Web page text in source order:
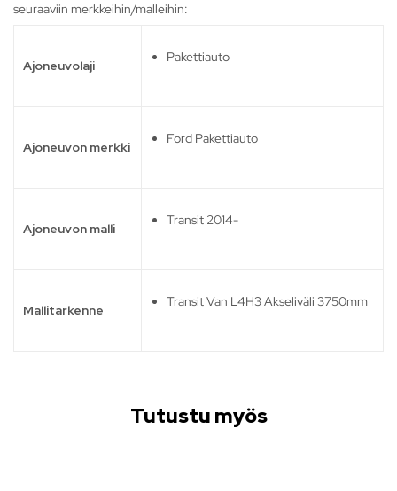
seuraaviin merkkeihin/malleihin:
Ajoneuvolaji
Pakettiauto
Ajoneuvon merkki
Ford Pakettiauto
Ajoneuvon malli
Transit 2014-
Mallitarkenne
Transit Van L4H3 Akseliväli 3750mm
Tutustu myös